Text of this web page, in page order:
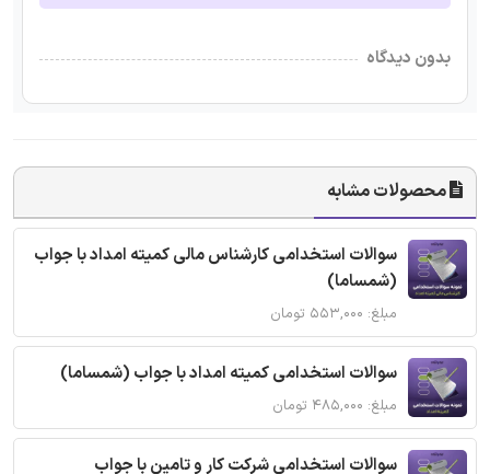
بدون دیدگاه
محصولات مشابه
سوالات استخدامی کارشناس مالی کمیته امداد با جواب
(شمساما)
مبلغ: ۵۵۳,۰۰۰ تومان
سوالات استخدامی کمیته امداد با جواب (شمساما)
مبلغ: ۴۸۵,۰۰۰ تومان
سوالات استخدامی شرکت کار و تامین با جواب